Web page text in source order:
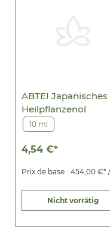
ABTEI Japanisches
Heilpflanzenöl
10 ml
4,54 €*
Prix de base : 454,00 €* /
Nicht vorrätig